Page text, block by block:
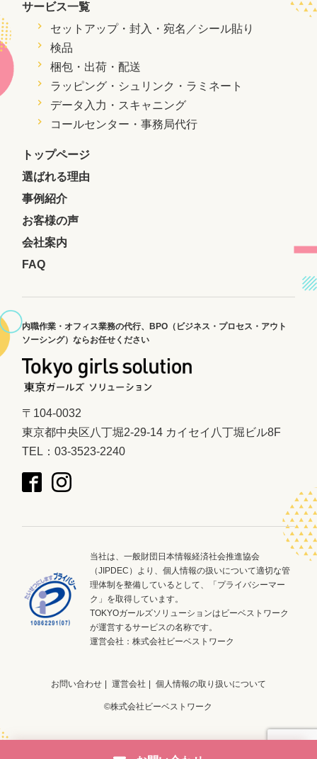
サービス一覧
セットアップ・封入・宛名／シール貼り
検品
梱包・出荷・配送
ラッピング・シュリンク・ラミネート
データ入力・スキャニング
コールセンター・事務局代行
トップページ
選ばれる理由
事例紹介
お客様の声
会社案内
FAQ
内職作業・オフィス業務の代行、
BPO（ビジネス・プロセス・アウト
ソーシング）ならお任せください
〒104-0032
東京都中央区八丁堀2-29-14 カイセイ八丁堀ビル8F
TEL：03-3523-2240
当社は、一般財団日本情報経済社会推進協会
（JIPDEC）より、個人情報の扱いについて適切な管
理体制を整備しているとして、「プライバシーマー
ク」を取得しています。
TOKYOガールズソリューションはビーベストワーク
が運営するサービスの名称です。
運営会社：株式会社ビーベストワーク
お問い合わせ 運営会社 個人情報の取り扱いについて
©株式会社ビーベストワーク